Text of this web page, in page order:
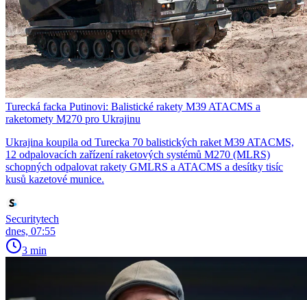
Turecká facka Putinovi: Balistické rakety M39 ATACMS a
raketomety M270 pro Ukrajinu
Ukrajina koupila od Turecka 70 balistických raket M39 ATACMS,
12 odpalovacích zařízení raketových systémů M270 (MLRS)
schopných odpalovat rakety GMLRS a ATACMS a desítky tisíc
kusů kazetové munice.
Securitytech
dnes, 07:55
3 min